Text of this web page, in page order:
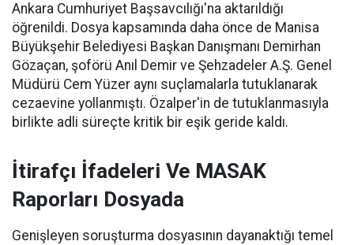
Ankara Cumhuriyet Başsavcılığı'na aktarıldığı
öğrenildi. Dosya kapsamında daha önce de Manisa
Büyükşehir Belediyesi Başkan Danışmanı Demirhan
Gözaçan, şoförü Anıl Demir ve Şehzadeler A.Ş. Genel
Müdürü Cem Yüzer aynı suçlamalarla tutuklanarak
cezaevine yollanmıştı. Özalper'in de tutuklanmasıyla
birlikte adli süreçte kritik bir eşik geride kaldı.
İtirafçı İfadeleri Ve MASAK
Raporları Dosyada
Genişleyen soruşturma dosyasının dayanaktığı temel